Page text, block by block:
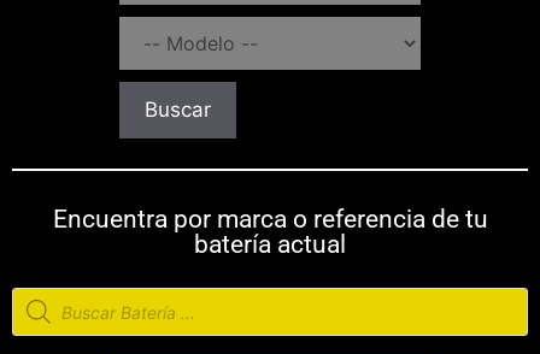
Buscar
Encuentra por marca o referencia de tu
batería actual